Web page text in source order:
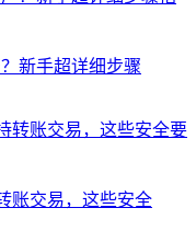
新手超详细步骤
账交易，这些安全